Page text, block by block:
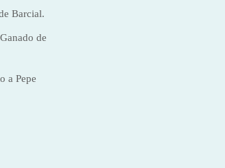
Barcial.
de
a Pepe